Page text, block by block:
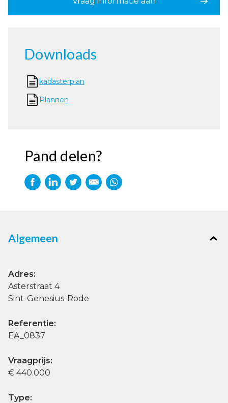
Pand delen?
Downloads
kadasterplan
Plannen
Algemeen
Adres:
Asterstraat 4
Sint-Genesius-Rode
Referentie:
EA_0837
Vraagprijs:
€ 440.000
Type: